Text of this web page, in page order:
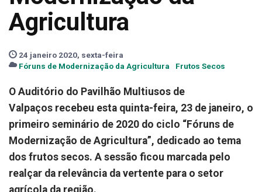
Agricultura
24 janeiro 2020, sexta-feira
Fóruns de Modernização da Agricultura
Frutos Secos
O Auditório do Pavilhão Multiusos de
Valpaços recebeu esta quinta-feira, 23 de janeiro, o
primeiro seminário de 2020 do ciclo “Fóruns de
Modernização de Agricultura”, dedicado ao tema
dos frutos secos. A sessão ficou marcada pelo
realçar da relevância da vertente para o setor
agrícola da região.